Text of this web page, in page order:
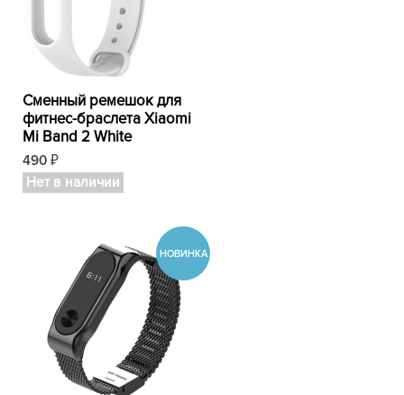
Сменный ремешок для
фитнес-браслета Xiaomi
Mi Band 2 White
490 ₽
Нет в наличии